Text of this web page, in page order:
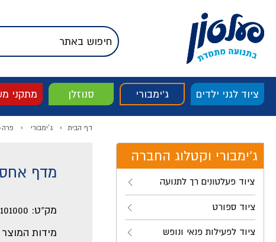
דלג לסרגל הניווט
דלג לתפריט ציוד
אודות החברה
דלג לסוף העמוד
ציוד לגני ילדים ג'ימבורי סנוזלן מתקני
ג'ימבורי וקטלוג החברה
ציוד פעלטונים רך לתנועה
ציוד ספורט
ציוד לפעילות פנאי ונופש
דף הבית ג'ימבורי
מדף אחסון עד 3 מ'
מק"ט:
מידות המוצר